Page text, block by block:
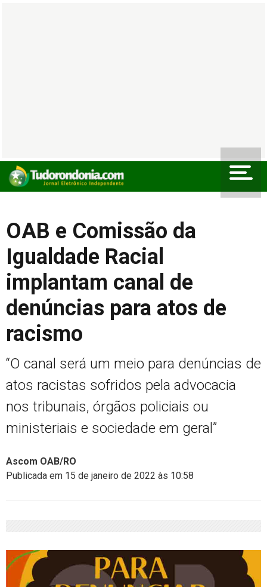
OAB e Comissão da
Igualdade Racial
implantam canal de
denúncias para atos de
racismo
“O canal será um meio para denúncias de
atos racistas sofridos pela advocacia
nos tribunais, órgãos policiais ou
ministeriais e sociedade em geral”
Ascom OAB/RO
Publicada em 15 de janeiro de 2022 às 10:58